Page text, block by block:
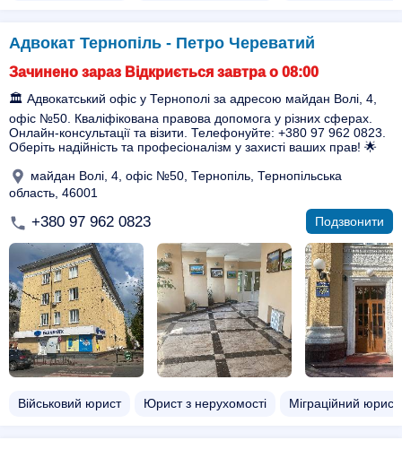
Адвокат Тернопіль - Петро Череватий
Зачинено зараз Відкриється завтра о 08:00
🏛️ Адвокатський офіс у Тернополі за адресою майдан Волі, 4,
офіс №50. Кваліфікована правова допомога у різних сферах.
Онлайн-консультації та візити. Телефонуйте: +380 97 962 0823.
Оберіть надійність та професіоналізм у захисті ваших прав! 🌟
майдан Волі, 4, офіс №50, Тернопіль, Тернопільська
область, 46001
+380 97 962 0823 Подзвонити
Військовий юрист Юрист з нерухомості Міграційний юрист